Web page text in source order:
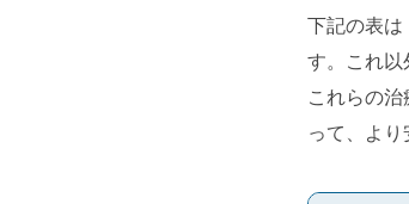
下記の表は
す。これ以
これらの
って、より